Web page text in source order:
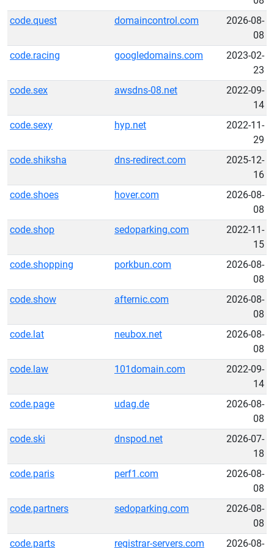
code.quest
domaincontrol.com
2026-08-
08
code.racing
googledomains.com
2023-02-
23
code.sex
awsdns-08.net
2022-09-
14
code.sexy
hyp.net
2022-11-
29
code.shiksha
dns-redirect.com
2025-12-
16
code.shoes
hover.com
2026-08-
08
code.shop
sedoparking.com
2022-11-
15
code.shopping
porkbun.com
2026-08-
08
code.show
afternic.com
2026-08-
08
code.lat
neubox.net
2026-08-
08
code.law
101domain.com
2022-09-
14
code.page
udag.de
2026-08-
08
code.ski
dnspod.net
2026-07-
18
code.paris
perf1.com
2026-08-
08
code.partners
sedoparking.com
2026-08-
08
code.parts
registrar-servers.com 2026-08-